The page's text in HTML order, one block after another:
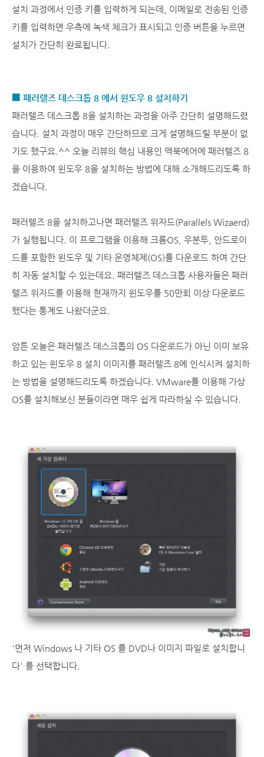
설치 과정에서 인증 키를 입력하게 되는데, 이메일로 전송된 인증
키를 입력하면 우측에 녹색 체크가 표시되고 인증 버튼을 누르면
설치가 간단히 완료됩니다.
■ 패러렐즈 데스크톱 8 에서 윈도우 8 설치하기
패러렐즈 데스크톱 8을 설치하는 과정을 아주 간단히 설명해드렸
습니다. 설치 과정이 매우 간단하므로 크게 설명해드릴 부분이 없
기도 했구요.^^ 오늘 리뷰의 핵심 내용인 맥북에어에 패러렐즈 8
을 이용하여 윈도우 8을 설치하는 방법에 대해 소개해드리도록 하
겠습니다.
패러렐즈 8을 설치하고나면 패러렐즈 위자드(Parallels Wizaerd)
가 실행됩니다. 이 프로그램을 이용해 크롬OS, 우분투, 안드로이
드를 포함한 윈도우 및 기타 운영체제(OS)를 다운로드 하여 간단
히 자동 설치할 수 있는데요. 패러렐즈 데스크톱 사용자들은 패러
렐즈 위자드를 이용해 현재까지 윈도우를 50만회 이상 다운로드
했다는 통계도 나왔더군요.
암튼 오늘은 패러렐즈 데스크톱의 OS 다운로드가 아닌 이미 보유
하고 있는 윈도우 8 설치 이미지를 패러렐즈 8에 인식시켜 설치하
는 방법을 설명해드리도록 하겠습니다. VMware를 이용해 가상
OS를 설치해보신 분들이라면 매우 쉽게 따라하실 수 있습니다.
'먼저 Windows 나 기타 OS 를 DVD나 이미지 파일로 설치합니
다' 를 선택합니다.